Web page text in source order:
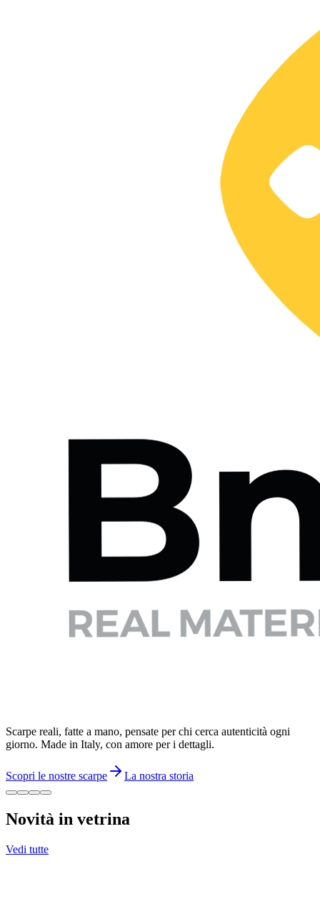
Scarpe reali, fatte a mano, pensate per chi cerca autenticità ogni
giorno. Made in Italy, con amore per i dettagli.
Scopri le nostre scarpe La nostra storia
Novità in vetrina
Vedi tutte